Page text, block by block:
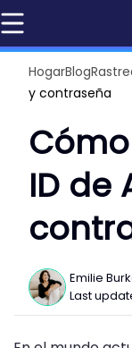
HogarBlog
y contraseña
ID de
Emilie
Last